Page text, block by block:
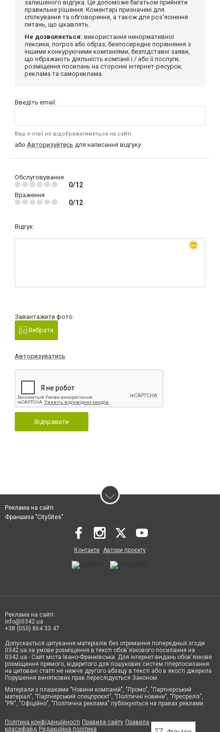
залишеного відгука. Це допоможе багатьом прийняти
правильне рішення. Коментарі призначені для
спілкування та обговорення, а також для роз'яснення
питань, що цікавлять.
Не дозволяється: використання ненормативної
лексики, погроз або образ; безпосереднє порівняння з
іншими конкуруючими компаніями; безпідставні заяви,
що ображають діяльність компанії і / або її послуги;
розміщення посилань на сторонні інтернет-ресурси;
реклама та самореклама.
Введіть email:
Ваш e-mail не відображатиметься на сайті
або Авторизуйтесь для написання відгуку
Обслуговування
0/12
Враження
0/12
Відгук:
Завантажити фото:
Вибрати
Авторизуватись
Відправити
Реклама на сайті
Франшиза "CitySites"
Контакти Автори проєкту
Реклама на сайті:
info@0342.ua
+38 (050) 864 33 47
Допускається цитування матеріалів без отримання попередньої згоди
0342.ua за умови розміщення в тексті обов'язкового посилання на
0342.ua - Сайт міста Івано-Франківська. Для інтернет-видань обов'язкове
розміщення прямого, відкритого для пошукових систем гіперпосилання
на цитовані статті не нижче другого абзацу в тексті або в якості джерела.
Порушення виняткових прав переслідується Законом.
Матеріали з плашками "Новини компаній", "Промо", "Партнерський
матеріал", "Партнерський спецпроєкт", "Політичні новини", "Пресреліз",
"PR", "Офіційно", "Політична реклама" публікуються на правах реклами.
Політика конфіденційності Правила сайту Правила
класифайд Редакційна політика